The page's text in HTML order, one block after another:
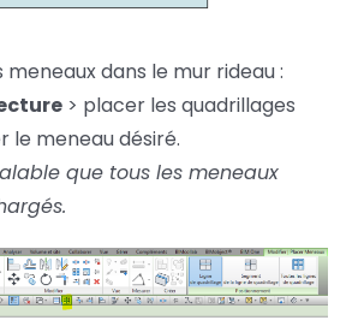
dans le mur rideau :
> placer les quadrillages
le meneau désiré.
que tous les meneaux